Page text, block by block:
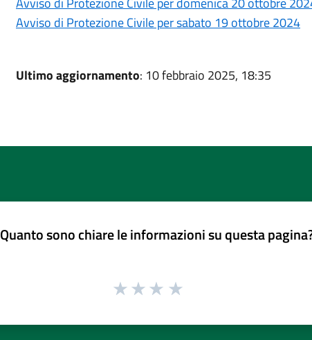
Avviso di Protezione Civile per sabato 19 ottobre 2024
Ultimo aggiornamento: 10 febbraio 2025, 18:35
Quanto sono chiare le informazioni su questa